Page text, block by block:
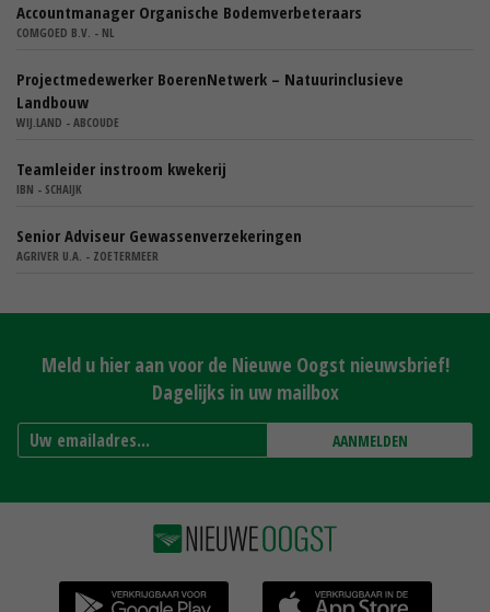
Accountmanager Organische Bodemverbeteraars
COMGOED B.V. - NL
Projectmedewerker BoerenNetwerk – Natuurinclusieve
Landbouw
WIJ.LAND - ABCOUDE
Teamleider instroom kwekerij
IBN - SCHAIJK
Senior Adviseur Gewassenverzekeringen
AGRIVER U.A. - ZOETERMEER
Meld u hier aan voor de Nieuwe Oogst nieuwsbrief!
Dagelijks in uw mailbox
AANMELDEN